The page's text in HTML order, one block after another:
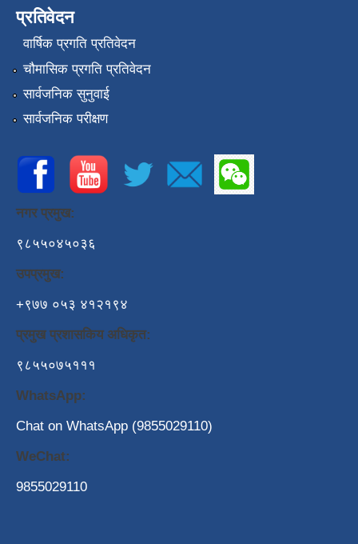
प्रतिवेदन
वार्षिक प्रगति प्रतिवेदन
चौमासिक प्रगति प्रतिवेदन
सार्वजनिक सुनुवाई
सार्वजनिक परीक्षण
नगर प्रमुख:
९८५५०४५०३६
उपप्रमुख:
+९७७ ०५३ ४१२१९४
प्रमुख प्रशासकिय अधिकृत:
९८५५०७५१११
WhatsApp:
Chat on WhatsApp (9855029110)
WeChat:
9855029110